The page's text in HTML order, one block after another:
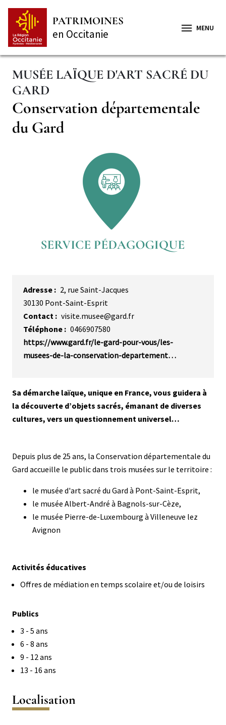
contenu
principal
PATRIMOINES
en Occitanie MENU
MUSÉE LAÏQUE D'ART SACRÉ DU
GARD
Complément
de
titre
Conservation départementale
du Gard
Description
courte
Sa démarche laïque, unique en France, vous guidera à
la découverte d’objets sacrés, émanant de diverses
cultures, vers un questionnement universel…
Description
Depuis plus de 25 ans, la Conservation départementale du
Gard accueille le public dans trois musées sur le territoire :
le musée d'art sacré du Gard à Pont-Saint-Esprit,
le musée Albert-André à Bagnols-sur-Cèze,
le musée Pierre-de-Luxembourg à Villeneuve lez
Avignon
Activités éducatives
Offres de médiation en temps scolaire et/ou de loisirs
Public
Publics
Activités
de
0
à
ans
Activités
de
3
à
ans
3 - 5 ans
Activités
de
6
8
ans
6 - 8 ans
Activités
de
à
12
9 - 12 ans
Activités
13
à
13 - 16 ans
de
17
Adresse
2, rue Saint-Jacques
30130 Pont-Saint-Esprit
Contact
visite.musee@gard.fr
Téléphone
0466907580
https://www.gard.fr/le-gard-pour-vous/les-
musees-de-la-conservation-departement…
Localisation